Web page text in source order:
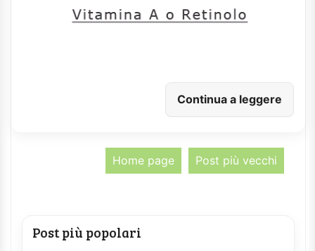
Continua a leggere
Post più vecchi
Home page
Post più popolari